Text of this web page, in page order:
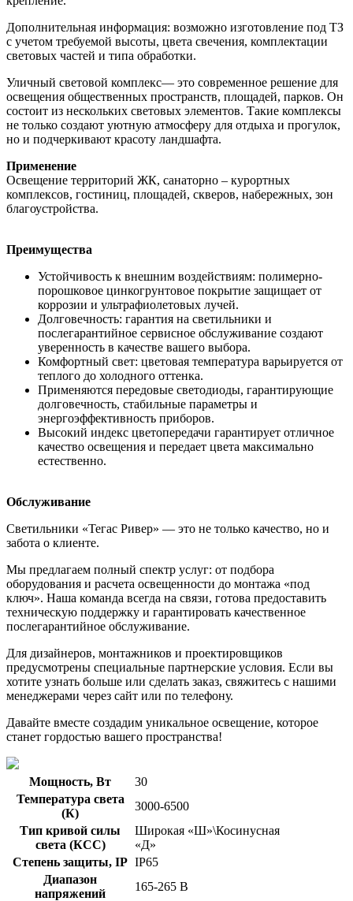
Дополнительная информация: возможно изготовление под ТЗ
с учетом требуемой высоты, цвета свечения, комплектации
световых частей и типа обработки.
Уличный световой комплекс— это современное решение для
освещения общественных пространств, площадей, парков. Он
состоит из нескольких световых элементов. Такие комплексы
не только создают уютную атмосферу для отдыха и прогулок,
но и подчеркивают красоту ландшафта.
Применение
Освещение территорий ЖК, санаторно – курортных
комплексов, гостиниц, площадей, скверов, набережных, зон
благоустройства.
Преимущества
Устойчивость к внешним воздействиям: полимерно-
порошковое цинкогрунтовое покрытие защищает от
коррозии и ультрафиолетовых лучей.
Долговечность: гарантия на светильники и
послегарантийное сервисное обслуживание создают
уверенность в качестве вашего выбора.
Комфортный свет: цветовая температура варьируется от
теплого до холодного оттенка.
Применяются передовые светодиоды, гарантирующие
долговечность, стабильные параметры и
энергоэффективность приборов.
Высокий индекс цветопередачи гарантирует отличное
качество освещения и передает цвета максимально
естественно.
Обслуживание
Светильники «Тегас Ривер» — это не только качество, но и
забота о клиенте.
Мы предлагаем полный спектр услуг: от подбора
оборудования и расчета освещенности до монтажа «под
ключ». Наша команда всегда на связи, готова предоставить
техническую поддержку и гарантировать качественное
послегарантийное обслуживание.
Для дизайнеров, монтажников и проектировщиков
предусмотрены специальные партнерские условия. Если вы
хотите узнать больше или сделать заказ, свяжитесь с нашими
менеджерами через сайт или по телефону.
Давайте вместе создадим уникальное освещение, которое
станет гордостью вашего пространства!
Мощность, Вт
30
Температура света
(К)
3000-6500
Тип кривой силы
света (КСС)
Широкая «Ш»\Косинусная
«Д»
Степень защиты, IP IP65
Диапазон
напряжений
165-265 В